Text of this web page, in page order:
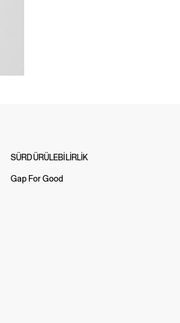
SÜRDÜRÜLEBİLİRLİK
Gap For Good